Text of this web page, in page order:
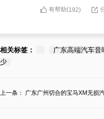
有帮助(192)
相关标签： 广东高端汽车音
少
上一条： 广东广州切合的宝马XM无损